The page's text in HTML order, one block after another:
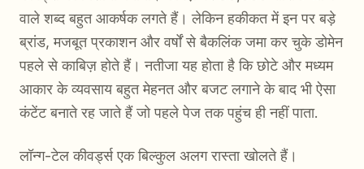
वाले शब्द बहुत आकर्षक लगते हैं। लेकिन हकीकत में इन पर बड़े
ब्रांड, मजबूत प्रकाशन और वर्षों से बैकलिंक जमा कर चुके डोमेन
पहले से काबिज़ होते हैं। नतीजा यह होता है कि छोटे और मध्यम
आकार के व्यवसाय बहुत मेहनत और बजट लगाने के बाद भी ऐसा
कंटेंट बनाते रह जाते हैं जो पहले पेज तक पहुंच ही नहीं पाता.
लॉन्ग-टेल कीवर्ड्स एक बिल्कुल अलग रास्ता खोलते हैं।